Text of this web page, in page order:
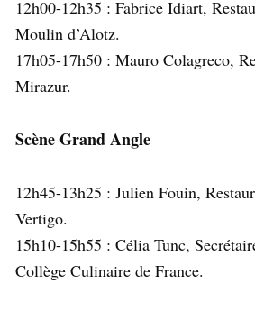
12h00-12h35 : Fabrice Idiart,
Moulin d’Alotz.
17h05-17h50 : Mauro Colagreco,
Mirazur.
Scène Grand Angle
12h45-13h25 : Julien Fouin,
Vertigo.
15h10-15h55 : Célia Tunc,
Collège Culinaire de France.